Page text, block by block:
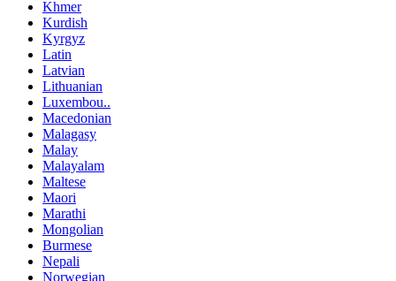
Khmer
Kurdish
Kyrgyz
Latin
Latvian
Lithuanian
Luxembou..
Macedonian
Malagasy
Malay
Malayalam
Maltese
Maori
Marathi
Mongolian
Burmese
Nepali
Norwegian